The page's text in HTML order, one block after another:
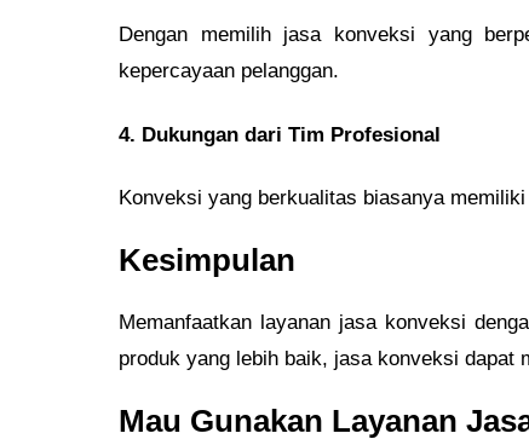
Dengan memilih jasa konveksi yang
kepercayaan pelanggan.
4. Dukungan dari Tim Profesional
Konveksi yang berkualitas biasanya
Kesimpulan
Memanfaatkan layanan jasa konveksi
produk yang lebih baik, jasa konveksi dapat
Mau Gunakan Layanan